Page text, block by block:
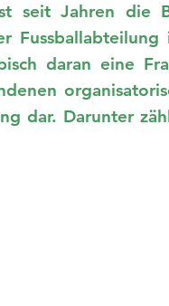
seit Jahren die
daran eine
dar. Darunter